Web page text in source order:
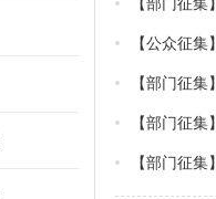
【公众征